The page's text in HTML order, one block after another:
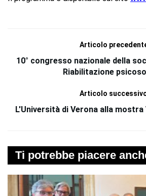
Articolo
10° congresso nazionale della
Riabilitazione
Articolo
L'Università di Verona alla
Ti potrebbe piacere